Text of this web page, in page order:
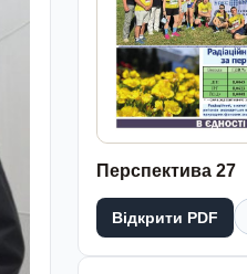
Перспектива 27
Відкрити PDF